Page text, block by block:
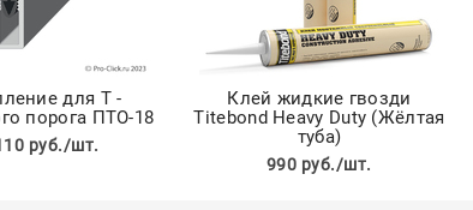
для Т -
порога ПТО-18
руб./шт.
Клей жидкие гвозди
Titebond Heavy Duty (Жёлтая
туба)
990 руб./шт.